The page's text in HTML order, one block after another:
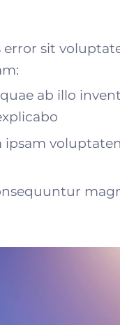
error sit
ab illo
ipsam